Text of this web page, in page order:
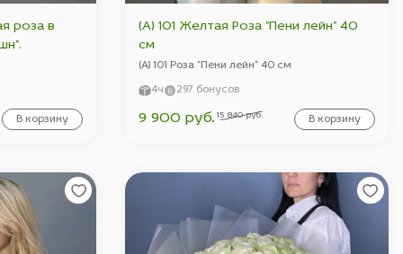
роза в
В корзину
(А) 101 Желтая Роза "Пени лейн" 40
см
(А) 101 Роза "Пени лейн" 40 см
4ч 297 бонусов
9 900 руб. 15 840 руб. В корзину